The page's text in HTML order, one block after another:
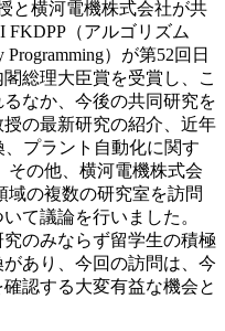
と横河電機株式会社が共
FKDPP（アルゴリズム
）が第52回日
総理大臣賞を受賞し、こ
なか、今後の共同研究を
の最新研究の紹介、近年
プラント自動化に関す
その他、横河電機株式会
域の複数の研究室を訪問
て議論を行いました。
のみならず留学生の積極
あり、今回の訪問は、今
認する大変有益な機会と